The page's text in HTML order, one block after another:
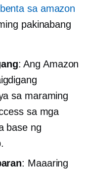
sa amazon
pakinabang
: Ang Amazon
sa maraming
sa mga
base ng
: Maaaring